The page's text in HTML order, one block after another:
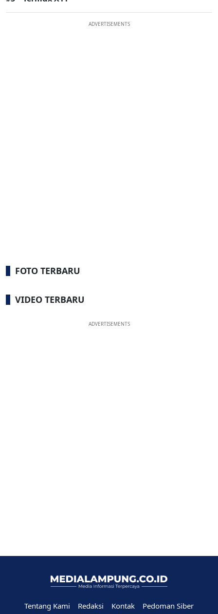
ADVERTISEMENTS
FOTO TERBARU
VIDEO TERBARU
ADVERTISEMENTS
Tentang Kami Redaksi Kontak Pedoman Siber